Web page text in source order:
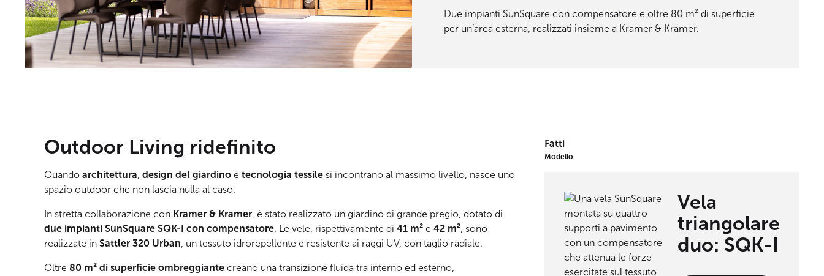
Due impianti SunSquare con compensatore e oltre 80 m² di superficie
per un’area esterna, realizzati insieme a Kramer & Kramer.
Outdoor Living ridefinito
Quando architettura, design del giardino e tecnologia tessile si incontrano al massimo livello, nasce uno
spazio outdoor che non lascia nulla al caso.
In stretta collaborazione con Kramer & Kramer, è stato realizzato un giardino di grande pregio, dotato di
due impianti SunSquare SQK-I con compensatore. Le vele, rispettivamente di 41 m² e 42 m², sono
realizzate in Sattler 320 Urban, un tessuto idrorepellente e resistente ai raggi UV, con taglio radiale.
Oltre 80 m² di superficie ombreggiante creano una transizione fluida tra interno ed esterno,
Fatti
Modello
Vela
triangolare
duo: SQK-I